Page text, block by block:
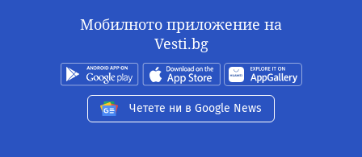
Мобилното приложение на
Vesti.bg
Четете ни в Google News